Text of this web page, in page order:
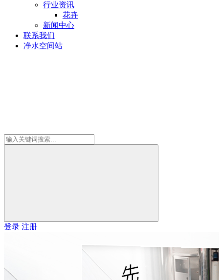
行业资讯
花卉
新闻中心
联系我们
净水空间站
登录 注册